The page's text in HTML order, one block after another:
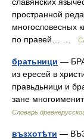
пространной
многословесных
по правей… …
братьници —
из ересей в
правьдьници и
зане
Словарь
възхотѣти —